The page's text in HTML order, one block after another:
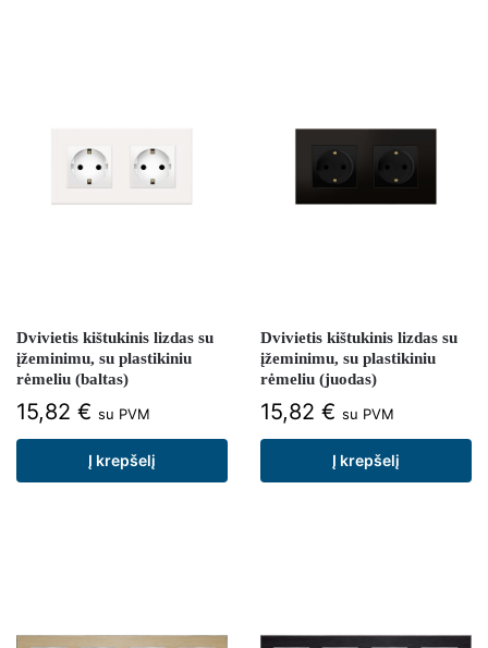
Dvivietis kištukinis lizdas su
įžeminimu, su plastikiniu
rėmeliu (baltas)
15,82 € su PVM
Į krepšelį
Dvivietis kištukinis lizdas su
įžeminimu, su plastikiniu
rėmeliu (juodas)
15,82 € su PVM
Į krepšelį